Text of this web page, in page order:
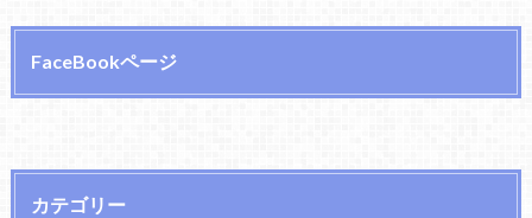
FaceBookページ
カテゴリー